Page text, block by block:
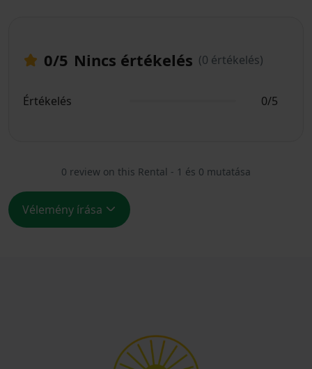
0/5 Nincs értékelés (0 értékelés)
Értékelés 0/5
0 review on this Rental - 1 és 0 mutatása
Vélemény írása